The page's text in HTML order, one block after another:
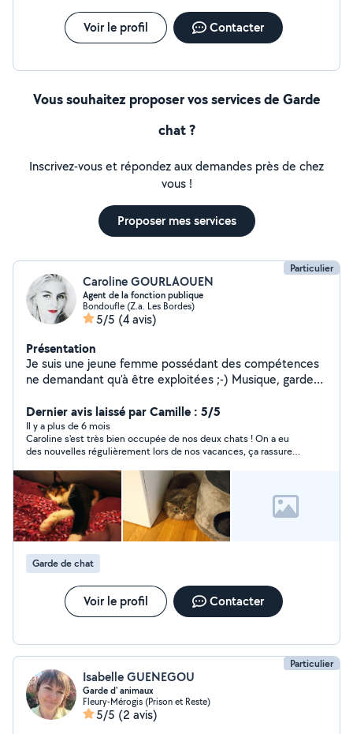
Voir le profil Contacter
Vous souhaitez proposer vos services de Garde
chat ?
Inscrivez-vous et répondez aux demandes près de chez
vous !
Proposer mes services
Particulier
Caroline GOURLAOUEN
Agent de la fonction publique
Bondoufle (Z.a. Les Bordes)
5/5 (4 avis)
Présentation
Je suis une jeune femme possédant des compétences
ne demandant qu'à être exploitées ;-) Musique, garde
bénéficiez de mes services !
Dernier avis laissé par Camille : 5/5
Il y a plus de 6 mois
Caroline s'est très bien occupée de nos deux chats ! On a eu
des nouvelles régulièrement lors de nos vacances, ça rassure
futures vacances !
Garde de chat
Voir le profil Contacter
Particulier
Isabelle GUENEGOU
Garde d' animaux
Fleury-Mérogis (Prison et Reste)
5/5 (2 avis)